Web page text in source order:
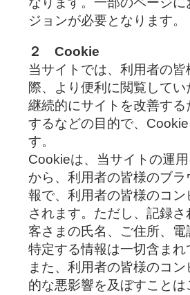
ジョンが必要となります。
２ Cookie
当サイトでは、利用者の皆
際、より便利に閲覧して
継続的にサイトを改善す
するなどの目的で、
す。
Cookieは、当サイトの運
から、利用者の皆様のブ
報で、利用者の皆様のコ
されます。ただし、記録
客さまの氏名、ご住所、電
特定する情報は一切含まれ
また、利用者の皆様のコ
的な悪影響を及ぼすことは